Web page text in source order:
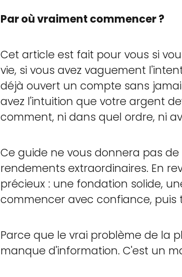
Par où vraiment commencer ?
Cet article est fait pour vous si
vie, si vous avez vaguement
déjà ouvert un compte sans
avez l'intuition que votre argent
comment, ni dans quel ordre, ni
Ce guide ne vous donnera pas
rendements extraordinaires. En
précieux : une fondation solide,
commencer avec confiance, puis
Parce que le vrai problème de la
manque d'information. C'est un